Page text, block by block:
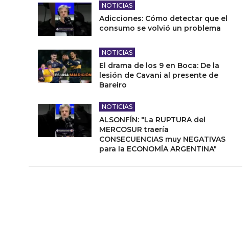
NOTICIAS
Adicciones: Cómo detectar que el
consumo se volvió un problema
NOTICIAS
El drama de los 9 en Boca: De la
lesión de Cavani al presente de
Bareiro
NOTICIAS
ALSONFÍN: "La RUPTURA del
MERCOSUR traería
CONSECUENCIAS muy NEGATIVAS
para la ECONOMÍA ARGENTINA"